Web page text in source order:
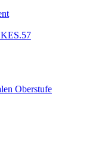
Oberstufe